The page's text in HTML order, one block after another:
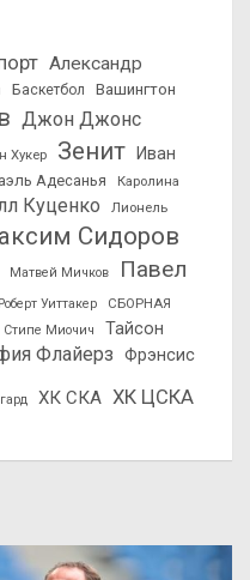
Александр
Баскетбол
Вашингтон
Джон Джонс
Хукер Зенит
Иван
Адесанья
Каролина
Куценко
Лионель
Сидоров
Матвей Мичков
Павел
Роберт Уиттакер
СБОРНАЯ
Стипе Миочич
Тайсон
Флайерз Фрэнсис
ХК СКА ХК ЦСКА